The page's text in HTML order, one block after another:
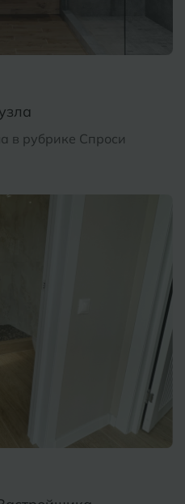
в рубрике Спроси